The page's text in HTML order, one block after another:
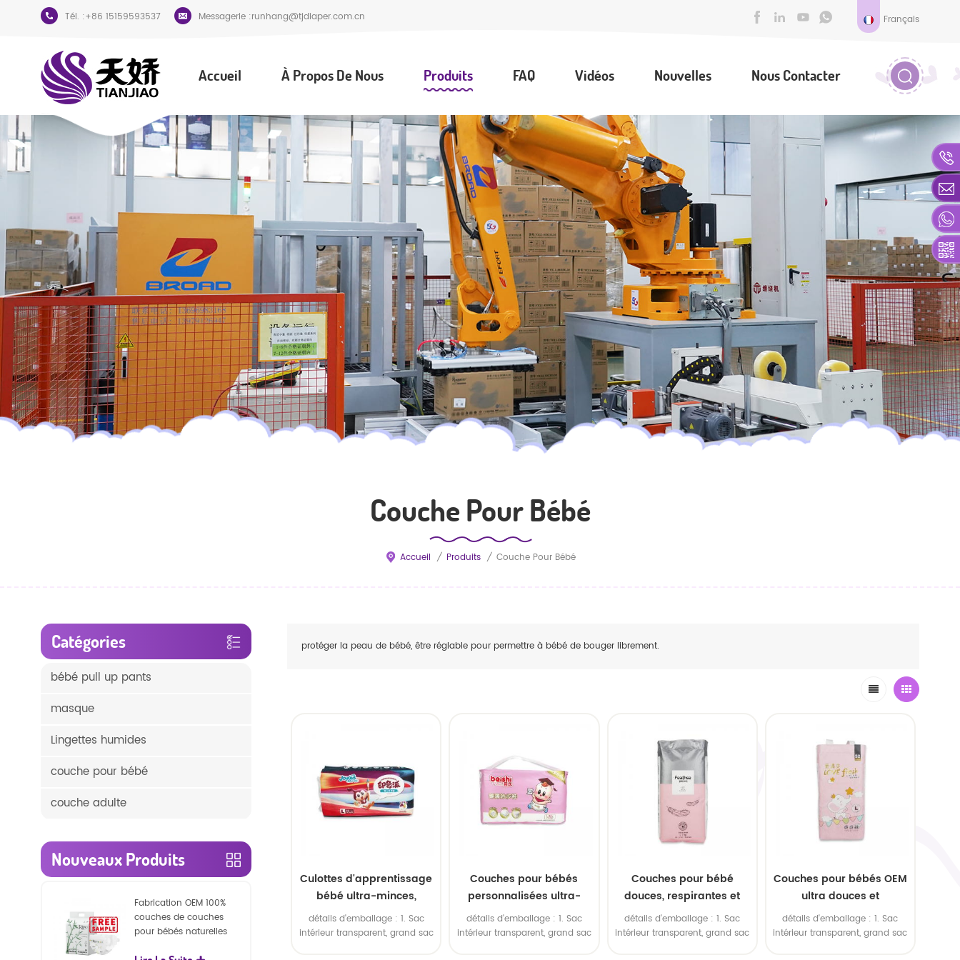
Tél. :+86 15159593537 Messagerie :runhang@tjdiaper.com.cn Français
Accueil À Propos De Nous Produits FAQ Vidéos Nouvelles Nous Contacter
Couche Pour Bébé
Accueil / Produits / Couche Pour Bébé
protéger la peau de bébé, être réglable pour permettre à bébé de bouger librement.
Culottes d'apprentissage
bébé ultra-minces,
respirantes et anti-fuites
de qualité supérieure
détails d'emballage : 1. Sac
intérieur transparent, grand sac
Couches pour bébés
personnalisées ultra-
minces et super
absorbantes, marque
détails d'emballage : 1. Sac
intérieur transparent, grand sac
Couches pour bébé
douces, respirantes et
hautement absorbantes,
imprimées sur mesure
détails d'emballage : 1. Sac
intérieur transparent, grand sac
Couches pour bébés OEM
ultra douces et
hautement absorbantes
détails d'emballage : 1. Sac
intérieur transparent, grand sac
Catégories
bébé pull up pants
masque
Lingettes humides
couche pour bébé
couche adulte
Nouveaux Produits
Fabrication OEM 100%
couches de couches
pour bébés naturelles